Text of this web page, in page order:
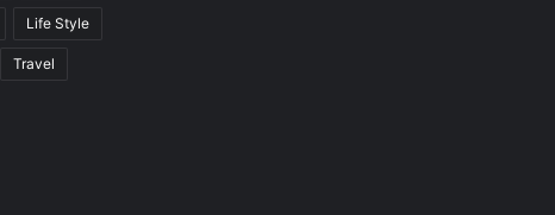
Life Style
Travel